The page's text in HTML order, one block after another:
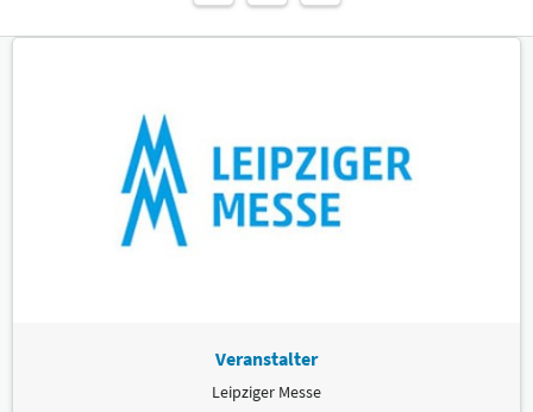
Veranstalter
Leipziger Messe